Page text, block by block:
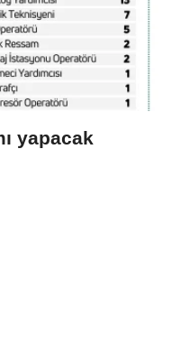
yapacak